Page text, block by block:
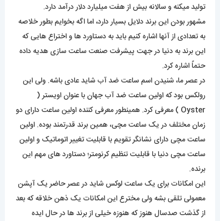
تولید میکنه و سالانه بیش از هفت میلیارد دلار درآمد دارد.
مشهور بودن این برند دلایل بسیار دارد، اما اگه بخوایم بطور خلاصه
به تعدادی از آنها اشاره کنیم باید به دستاورد ها و اختراع هایی که
این برند به دنیا در جهت پیشرفت صنعت ساعت سازی هدیه داده
حتماً اشاره کرد.
در عصر ما، شنیدن اسم ساعت ضد آب شاید عادی باشه. ولی این
رولکس بود که اولین ساعت ضد آب جهان با عنوان اویستر (
Oyster ) معرفی کرد. همینطور معرفی کننده اولین ساعت دارای دو
زمان مختلف در یک ساعت مچی، همین برند قدرتمند بوده. اولین
ساعت مچی دارای نشانگر تقویم با قابلیت تغییر اتوماتیک و اولین
ساعت مچی دنیا با قابلیت تنظیم کرنومتر؛ دستاورد های مهم این
برنده.
این امکانات برای یک ساعت لوکس شاید در عصر حاضر یک آپشن
معمولی تلقی بشه ولی مخترع این امکانات یک ذهن خلاقه که بعد
از گذشت صدسال هنوز که هنوزه خیلی از برند ها در حال ایده